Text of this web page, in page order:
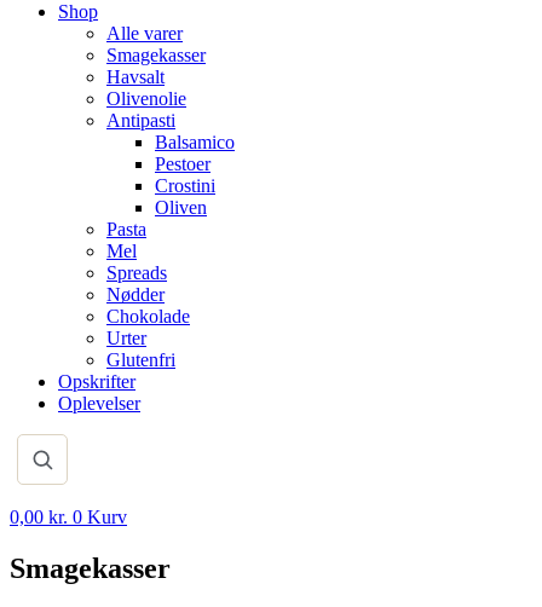
Shop
Alle varer
Smagekasser
Havsalt
Olivenolie
Antipasti
Balsamico
Pestoer
Crostini
Oliven
Pasta
Mel
Spreads
Nødder
Chokolade
Urter
Glutenfri
Opskrifter
Oplevelser
0,00 kr. 0 Kurv
Smagekasser